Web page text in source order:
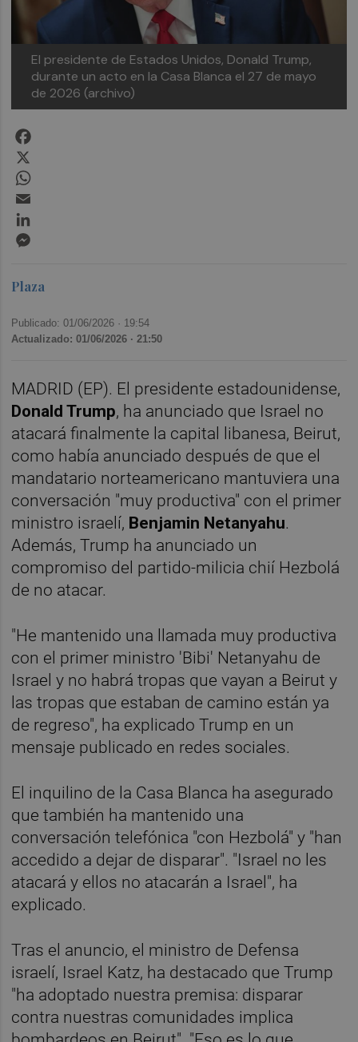
El presidente de Estados Unidos, Donald Trump,
durante un acto en la Casa Blanca el 27 de mayo
de 2026 (archivo)
Plaza
Publicado: 01/06/2026 · 19:54
Actualizado: 01/06/2026 · 21:50
MADRID (EP). El presidente estadounidense,
Donald Trump, ha anunciado que Israel no
atacará finalmente la capital libanesa, Beirut,
como había anunciado después de que el
mandatario norteamericano mantuviera una
conversación "muy productiva" con el primer
ministro israelí, Benjamin Netanyahu.
Además, Trump ha anunciado un
compromiso del partido-milicia chií Hezbolá
de no atacar.
"He mantenido una llamada muy productiva
con el primer ministro 'Bibi' Netanyahu de
Israel y no habrá tropas que vayan a Beirut y
las tropas que estaban de camino están ya
de regreso", ha explicado Trump en un
mensaje publicado en redes sociales.
El inquilino de la Casa Blanca ha asegurado
que también ha mantenido una
conversación telefónica "con Hezbolá" y "han
accedido a dejar de disparar". "Israel no les
atacará y ellos no atacarán a Israel", ha
explicado.
Tras el anuncio, el ministro de Defensa
israelí, Israel Katz, ha destacado que Trump
"ha adoptado nuestra premisa: disparar
contra nuestras comunidades implica